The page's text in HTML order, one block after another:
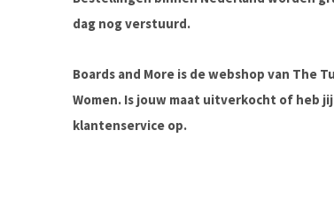
dag nog verstuurd.
Boards and More is de webshop van The
Women. Is jouw maat uitverkocht of heb
klantenservice op.